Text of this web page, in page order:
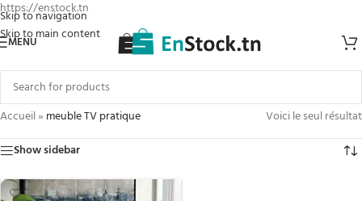
https://enstock.tn
Skip to navigation
Skip to main content
MENU
Accueil» meuble TV pratique
Voici le seul résultat
Show sidebar